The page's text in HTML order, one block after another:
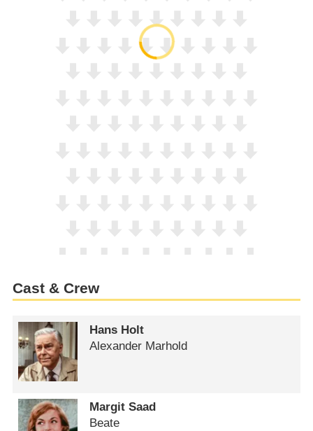
Cast & Crew
Hans Holt
Alexander Marhold
Margit Saad
Beate